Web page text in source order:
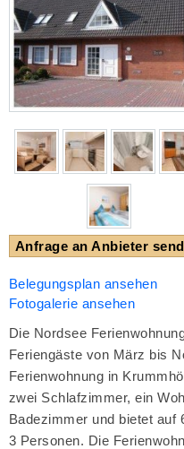
Anfrage an Anbieter
Belegungsplan ansehen
Fotogalerie ansehen
Die Nordsee
Feriengäste von März bis
Ferienwohnung in
zwei Schlafzimmer, ein
Badezimmer und bietet auf
3 Personen. Die